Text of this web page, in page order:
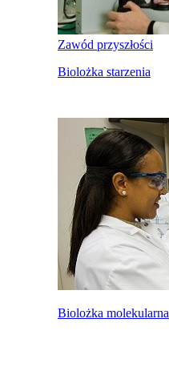
Zawód przyszłości
Biolożka starzenia
Biolożka molekularna